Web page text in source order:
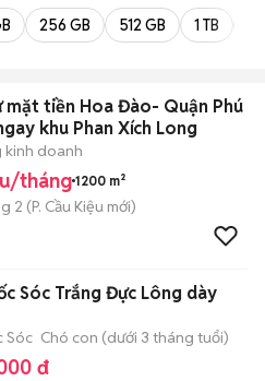
256 GB 512 GB 1 TB
mặt tiền Hoa Đào- Quận Phú
khu Phan Xích Long
kinh doanh
tháng 1200 m²
2 (P. Cầu Kiệu mới)
Trắng Đực Lông dày
Sóc Chó con (dưới 3 tháng tuổi)
đ